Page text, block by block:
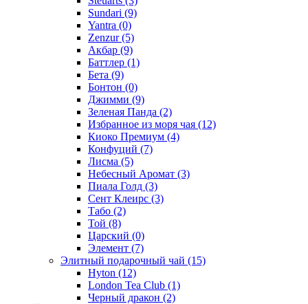
Sundari (9)
Yantra (0)
Zenzur(5)
Акбар (9)
Баттлер (1)
Бета (9)
Бонтон (0)
Джимми (9)
Зеленая Панда (2)
Избранное из моря чая (12)
Киоко Премиум (4)
Конфуций (7)
Лисма (5)
Небесный Аромат (3)
Пиала Голд (3)
Сент Клеирс (3)
Табо (2)
Той (8)
Царский (0)
Элемент (7)
Элитный подарочный чай (15)
Hyton (12)
London Tea Club (1)
Черный дракон (2)